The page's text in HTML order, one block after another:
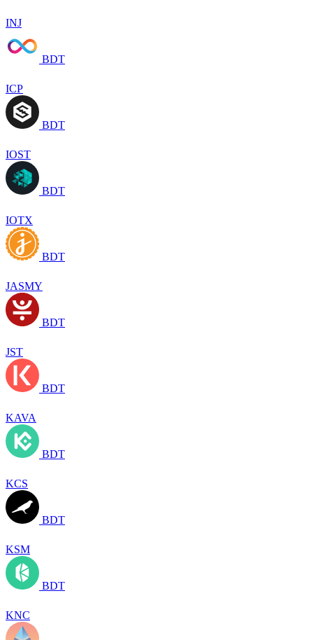
INJ
BDT
ICP
BDT
IOST
BDT
IOTX
BDT
JASMY
BDT
JST
BDT
KAVA
BDT
KCS
BDT
KSM
BDT
KNC